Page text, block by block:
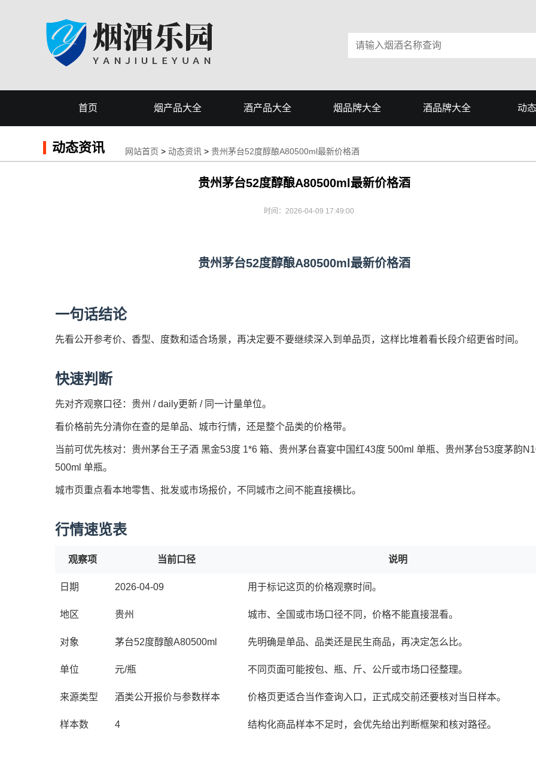
首页 烟产品大全 酒产品大全 烟品牌大全 酒品牌大全 动
动态资讯 网站首页 > 动态资讯 > 贵州茅台52度醇酿A80500ml最新价格酒
贵州茅台52度醇酿A80500ml最新价格酒
时间：2026-04-09 17:49:00
贵州茅台52度醇酿A80500ml最新价格酒
一句话结论
先看公开参考价、香型、度数和适合场景，再决定要不要继续深入到单品页，这样比堆着看长段介绍更省时间。
快速判断
先对齐观察口径：贵州 / daily更新 / 同一计量单位。
看价格前先分清你在查的是单品、城市行情，还是整个品类的价格带。
当前可优先核对：贵州茅台王子酒 黑金53度 1*6 箱、贵州茅台喜宴中国红43度 500ml 单瓶、贵州茅台53度茅韵
500ml 单瓶。
城市页重点看本地零售、批发或市场报价，不同城市之间不能直接横比。
行情速览表
观察项 当前口径 说明
日期 2026-04-09 用于标记这页的价格观察时间。
地区 贵州 城市、全国或市场口径不同，价格不能直接混看。
对象 茅台52度醇酿A80500ml 先明确是单品、品类还是民生商品，再决定怎么比。
单位 元/瓶 不同页面可能按包、瓶、斤、公斤或市场口径整理。
来源类型 酒类公开报价与参数样本 价格页更适合当作查询入口，正式成交前还要核对当日样本。
样本数 4 结构化商品样本不足时，会优先给出判断框架和核对路径。